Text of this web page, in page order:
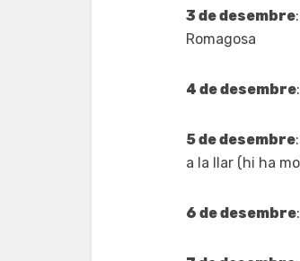
3 de desembre
Romagosa
4 de desembre
5 de desembre
a la llar (hi ha
6 de desembre